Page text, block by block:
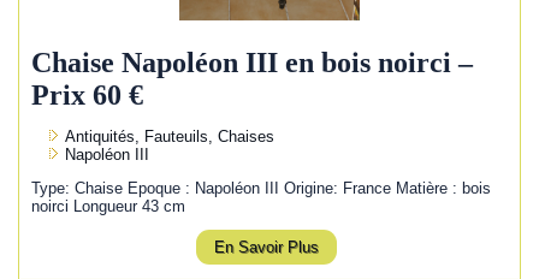
Chaise Napoléon III en bois noirci –
Prix 60 €
Antiquités, Fauteuils, Chaises
Napoléon III
Type: Chaise Epoque : Napoléon III Origine: France Matière : bois
noirci Longueur 43 cm
En Savoir Plus